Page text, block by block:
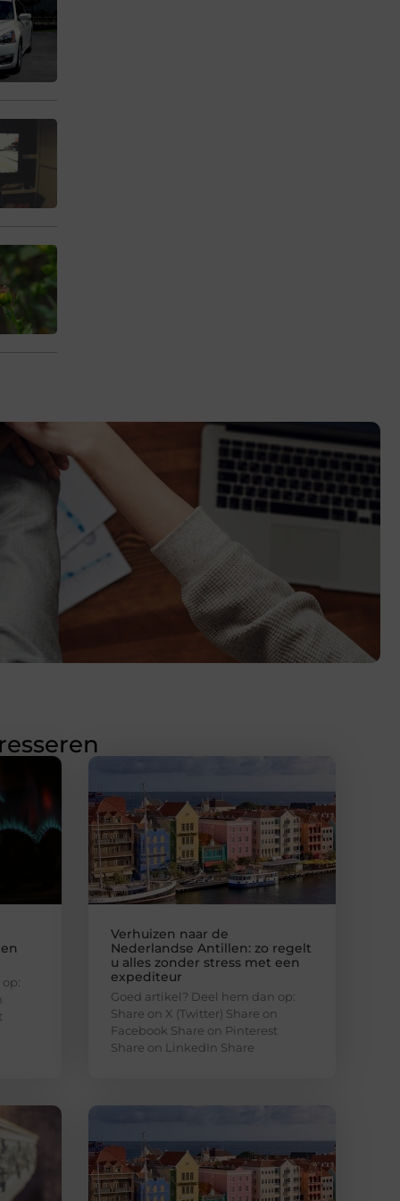
Verhuizen naar de
Nederlandse Antillen: zo regelt
u alles zonder stress met een
expediteur
Goed artikel? Deel hem dan op:
Share on X (Twitter) Share on
Facebook Share on Pinterest
Share on LinkedIn Share